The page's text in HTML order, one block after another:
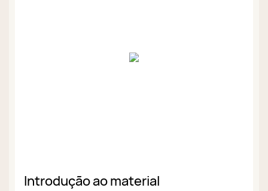
Introdução ao material